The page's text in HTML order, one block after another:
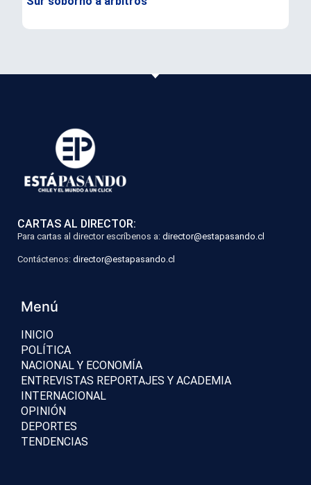
CARTAS AL DIRECTOR:
Para cartas al director escríbenos a: director@estapasando.cl
Contáctenos: director@estapasando.cl
Menú
INICIO
POLÍTICA
NACIONAL Y ECONOMÍA
ENTREVISTAS REPORTAJES Y ACADEMIA
INTERNACIONAL
OPINIÓN
DEPORTES
TENDENCIAS